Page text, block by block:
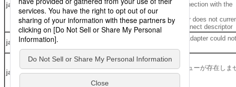
java.sql.SQLException
Listener refused the connection with the
following error:
ORA-12505, TNS:listener does not
know of SID given in connect descriptor
java.sql.SQLRecoverableException
IOエラー: The Network Adapter could not
java.sql.SQLSyntaxErrorException
ORA-00942: 表またはビューが存在しま